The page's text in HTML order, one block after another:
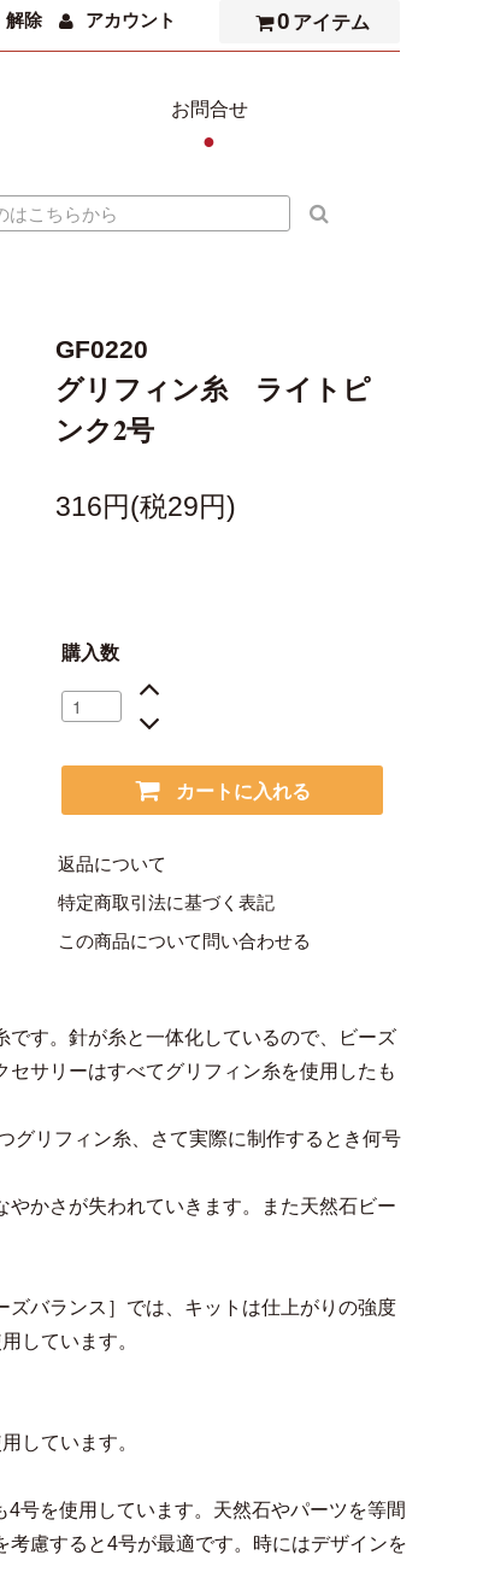
解除 アカウント 0 アイテム
お問合せ
●
GF0220
グリフィン糸 ライトピ
ンク2号
316円(税29円)
購入数
カートに入れる
返品について
特定商取引法に基づく表記
この商品について問い合わせる
です。針が糸と一体化しているので、ビーズ
サリーはすべてグリフィン糸を使用したも
グリフィン糸、さて実際に制作するとき何号
かさが失われていきます。また天然石ビー
バランス］では、キットは仕上がりの強度
しています。
しています。
号を使用しています。天然石やパーツを等間
慮すると4号が最適です。時にはデザインを